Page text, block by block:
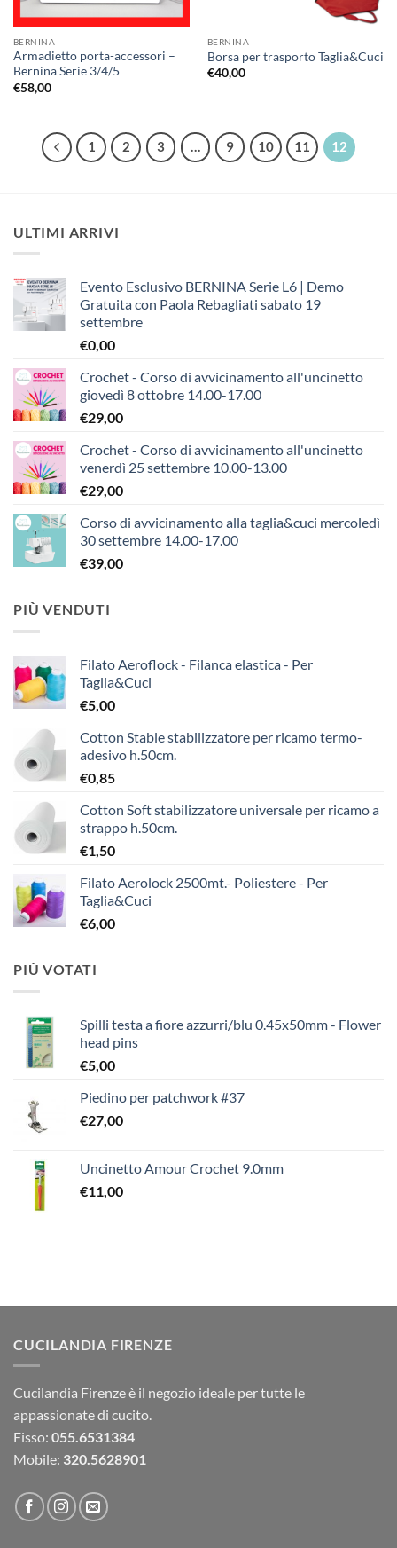
BERNINA
Armadietto porta-accessori –
Bernina Serie 3/4/5
€58,00
BERNINA
Borsa per trasporto Taglia&Cuci
€40,00
1 2 3 … 9 10 11 12
ULTIMI ARRIVI
Evento Esclusivo BERNINA Serie L6 | Demo
Gratuita con Paola Rebagliati sabato 19
settembre
€0,00
Crochet - Corso di avvicinamento all'uncinetto
giovedì 8 ottobre 14.00-17.00
€29,00
Crochet - Corso di avvicinamento all'uncinetto
venerdì 25 settembre 10.00-13.00
€29,00
Corso di avvicinamento alla taglia&cuci mercoledì
30 settembre 14.00-17.00
€39,00
PIÙ VENDUTI
Filato Aeroflock - Filanca elastica - Per
Taglia&Cuci
€5,00
Cotton Stable stabilizzatore per ricamo termo-
adesivo h.50cm.
€0,85
Cotton Soft stabilizzatore universale per ricamo a
strappo h.50cm.
€1,50
Filato Aerolock 2500mt.- Poliestere - Per
Taglia&Cuci
€6,00
PIÙ VOTATI
Spilli testa a fiore azzurri/blu 0.45x50mm - Flower
head pins
€5,00
Piedino per patchwork #37
€27,00
Uncinetto Amour Crochet 9.0mm
€11,00
CUCILANDIA FIRENZE
Cucilandia Firenze è il negozio ideale per tutte le
appassionate di cucito.
Fisso: 055.6531384
Mobile: 320.5628901